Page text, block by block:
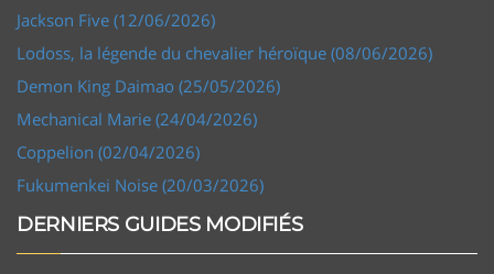
Jackson Five (12/06/2026)
Lodoss, la légende du chevalier héroïque (08/06/2026)
Demon King Daimao (25/05/2026)
Mechanical Marie (24/04/2026)
Coppelion (02/04/2026)
Fukumenkei Noise (20/03/2026)
DERNIERS GUIDES MODIFIÉS